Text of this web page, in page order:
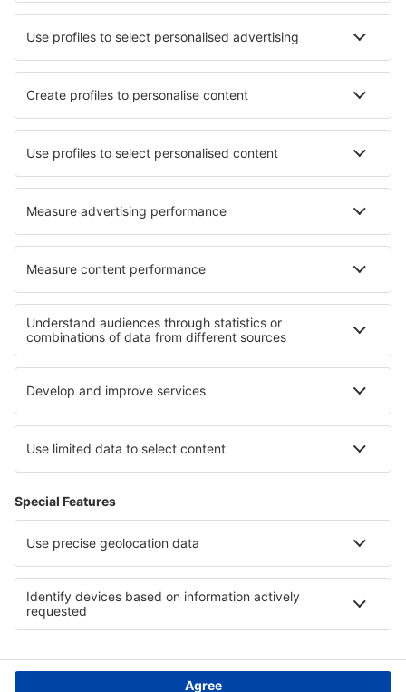
Die besten Unterkünfte - Städte
Unterkunft in Kankainen Unterkunft in Courseulles-sur-Mer
Unterkunft in Fuensanta Unterkunft in Radenci
Unterkunft in Delitzsch Unterkunft in Porto d'Ascoli
Unterkunft Stojanovice Unterkunft in Treviolo
Die besten Unterkünfte - Regionen
Unterkunft in Durres Unterkunft an der Albanischen Riviera
Unterkunft auf Milos Unterkunft in Lublin
Unterkunft in Sankt Martin Unterkunft auf Zakynthos
Unterkunft im Banff-Nationalpark